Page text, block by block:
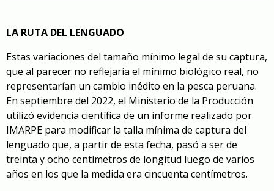
LA RUTA DEL LENGUADO
Estas variaciones del tamaño mínimo legal de su captura,
que al parecer no reflejaría el mínimo biológico real, no
representarían un cambio inédito en la pesca peruana.
En septiembre del 2022, el Ministerio de la Producción
utilizó evidencia científica de un informe realizado por
IMARPE para modificar la talla mínima de captura del
lenguado que, a partir de esta fecha, pasó a ser de
treinta y ocho centímetros de longitud luego de varios
años en los que la medida era cincuenta centímetros.